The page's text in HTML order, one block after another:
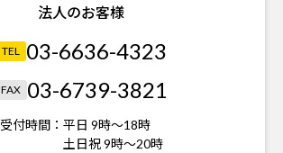
法人のお客様
TEL 03-6636-4323
FAX 03-6739-3821
受付時間： 平日 9時～18時
土日祝 9時～20時